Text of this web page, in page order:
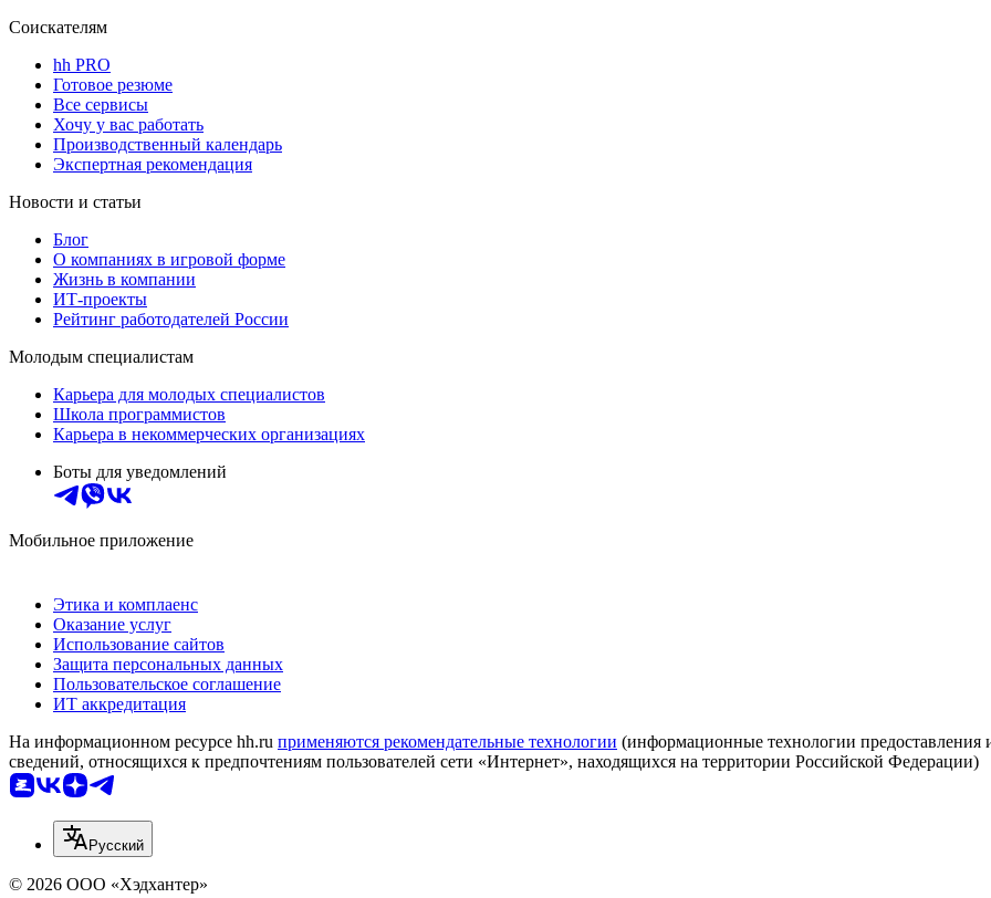
Соискателям
hh PRO
Готовое резюме
Все сервисы
Хочу у вас работать
Производственный календарь
Экспертная рекомендация
Новости и статьи
Блог
О компаниях в игровой форме
Жизнь в компании
ИТ-проекты
Рейтинг работодателей России
Молодым специалистам
Карьера для молодых специалистов
Школа программистов
Карьера в некоммерческих организациях
Боты для уведомлений
Мобильное приложение
Этика и комплаенс
Оказание услуг
Использование сайтов
Защита персональных данных
Пользовательское соглашение
ИТ аккредитация
На информационном ресурсе hh.ru применяются рекомендательные технологии (информационные технологии предоставления
сведений, относящихся к предпочтениям пользователей сети «Интернет», находящихся на территории Российской Федерации)
Русский
© 2026 ООО «Хэдхантер»